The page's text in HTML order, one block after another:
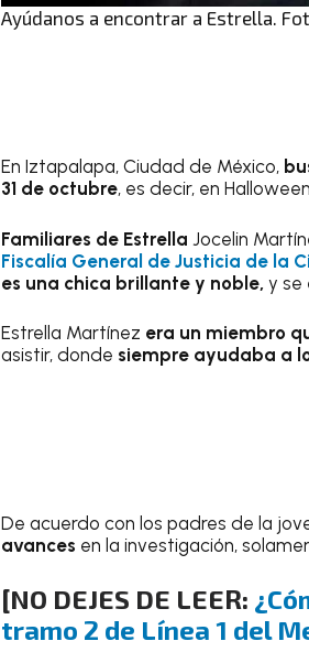
Ayúdanos a encontrar a Estrella.
En Iztapalapa, Ciudad de México,
31 de octubre, es decir, en
Familiares de Estrella Jocelin
Fiscalía General de Justicia de la
es una chica brillante y noble, y se
Estrella Martínez era un miembro
asistir, donde siempre ayudaba a
De acuerdo con los padres de la
avances en la investigación,
[NO DEJES DE LEER:
tramo 2 de Línea 1 del